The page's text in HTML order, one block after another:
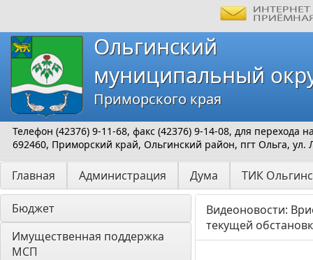
Ольгинский
муниципальный
Приморского края
Телефон (42376) 9-11-68, факс (42376) 9-14-08, для перехода
692460, Приморский край, Ольгинский район, пгт Ольга, ул.
Главная Администрация Дума ТИК
Бюджет
Имущественная поддержка
МСП
Видеоновости:
текущей